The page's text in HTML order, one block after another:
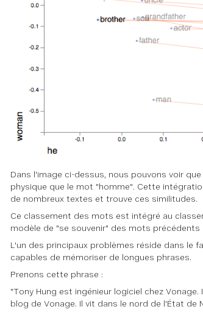
Dans l'image ci-dessus, nous pouvons voir
physique que le mot "homme". Cette
de nombreux textes et trouve ces similitudes.
Ce classement des mots est intégré au
modèle de "se souvenir" des mots précédents
L'un des principaux problèmes réside dans le
capables de mémoriser de longues phrases.
Prenons cette phrase :
"Tony Hung est ingénieur logiciel chez
blog de Vonage. Il vit dans le nord de l'État de